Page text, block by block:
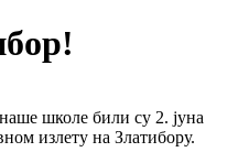
школе били су 2. јуна
излету на Златибору.